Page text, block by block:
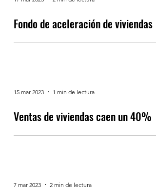
Fondo de aceleración de viviendas
15 mar 2023 1 min de lectura
Ventas de viviendas caen un 40%
7 mar 2023 2 min de lectura